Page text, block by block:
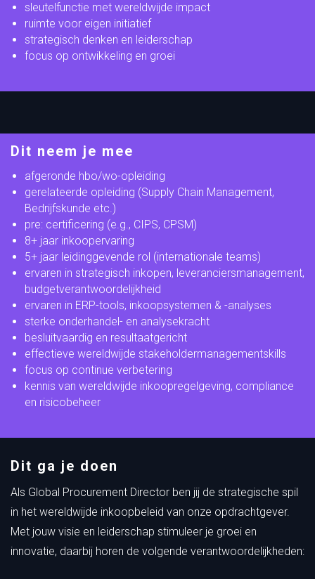
sleutelfunctie met wereldwijde impact
ruimte voor eigen initiatief
strategisch denken en leiderschap
focus op ontwikkeling en groei
Dit neem je mee
afgeronde hbo/wo-opleiding
gerelateerde opleiding (Supply Chain Management,
Bedrijfskunde etc.)
pre: certificering (e.g., CIPS, CPSM)
8+ jaar inkoopervaring
5+ jaar leidinggevende rol (internationale teams)
ervaren in strategisch inkopen, leveranciersmanagement,
budgetverantwoordelijkheid
ervaren in ERP-tools, inkoopsystemen & -analyses
sterke onderhandel- en analysekracht
besluitvaardig en resultaatgericht
effectieve wereldwijde stakeholdermanagementskills
focus op continue verbetering
kennis van wereldwijde inkoopregelgeving, compliance
en risicobeheer
Dit ga je doen
Als Global Procurement Director ben jij de strategische spil
in het wereldwijde inkoopbeleid van onze opdrachtgever.
Met jouw visie en leiderschap stimuleer je groei en
innovatie, daarbij horen de volgende verantwoordelijkheden: